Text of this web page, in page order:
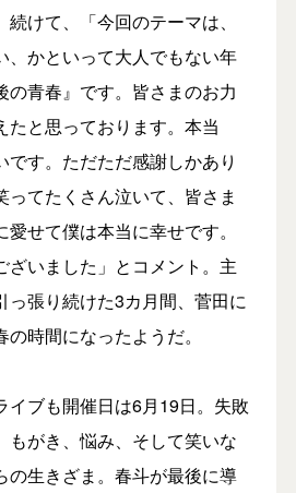
けて、「今回のテーマは、
、かといって大人でもない年
の青春』です。皆さまのお力
たと思っております。本当
です。ただただ感謝しかあり
ってたくさん泣いて、皆さま
せて僕は本当に幸せです。
ざいました」とコメント。主
っ張り続けた3カ月間、菅田に
時間になったようだ。
ブも開催日は6月19日。失敗
もがき、悩み、そして笑いな
の生きざま。春斗が最後に導